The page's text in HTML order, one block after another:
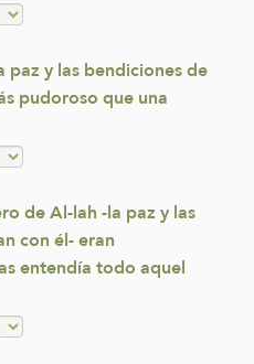
paz y las bendiciones de
pudoroso que una
de Al-lah -la paz y las
con él- eran
entendía todo aquel